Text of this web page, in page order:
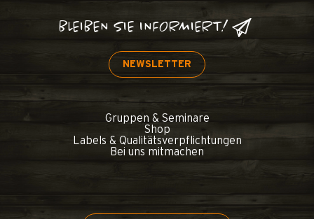
BLEIBEN SIE INFORMIERT!
NEWSLETTER
Gruppen & Seminare
Shop
Labels & Qualitätsverpflichtungen
Bei uns mitmachen